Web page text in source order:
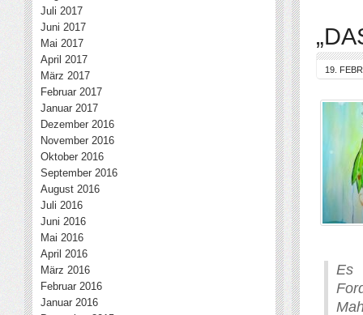
19.
Es
Juli 2017
Juni 2017
Mai 2017
April 2017
März 2017
Februar 2017
Januar 2017
Dezember 2016
November 2016
Oktober 2016
September 2016
August 2016
Juli 2016
Juni 2016
Mai 2016
April 2016
März 2016
Februar 2016
Januar 2016